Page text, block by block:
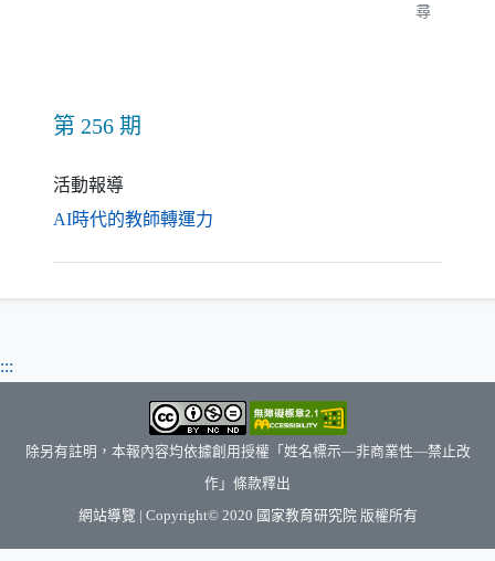
尋
第 256 期
活動報導
AI時代的教師轉運力
:::
除另有註明，本報內容均依據創用授權「姓名標示—非商業性—禁止改
作」條款釋出
網站導覽 | Copyright© 2020 國家教育研究院（另開新視窗）
版權所有